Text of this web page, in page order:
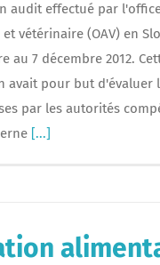
audit effectué par
vétérinaire (OAV) en
au 7 décembre 2012.
avait pour but d'évaluer
par les autorités
[...]